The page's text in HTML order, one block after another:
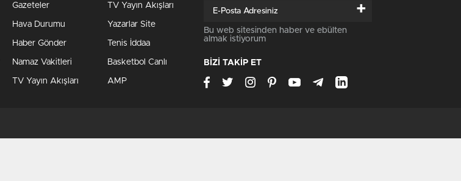
Gazeteler
Hava Durumu
Haber Gönder
Namaz Vakitleri
TV Yayın Akışları
TV Yayın Akışları
Yazarlar Site
Tenis İddaa
Basketbol Canlı
AMP
+
Bu web sitesinden haber ve ebülten
almak istiyorum
BİZİ TAKİP ET